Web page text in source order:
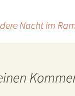
Nacht im